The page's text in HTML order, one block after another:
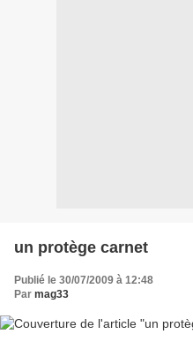
un protège carnet
Publié le 30/07/2009 à 12:48
Par mag33